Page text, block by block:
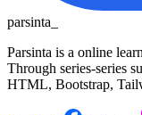
parsinta_
Parsinta is a online
Through series-series
HTML, Bootstrap,